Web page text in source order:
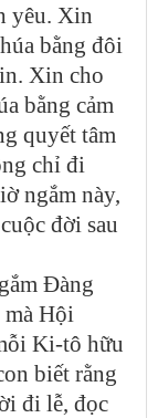
yêu. Xin
bằng đôi
Xin cho
bằng cảm
quyết tâm
chỉ đi
ngắm này,
đời sau
Đàng
mà Hội
Ki-tô hữu
biết rằng
đi lễ, đọc